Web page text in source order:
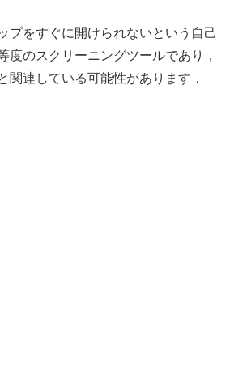
プをすぐに開けられないという自己
度のスクリーニングツールであり，
関連している可能性があります．